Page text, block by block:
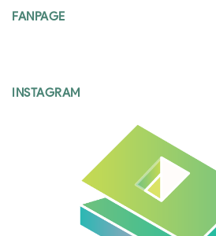
FANPAGE
INSTAGRAM